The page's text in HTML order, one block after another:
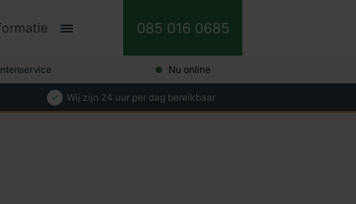
085 016 0685
Nu online
Wij zijn 24 uur per dag bereikbaar